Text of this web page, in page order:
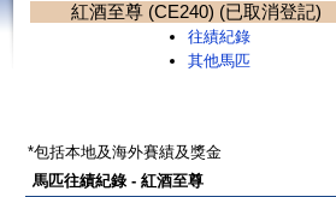
紅酒至尊 (CE240) (已取消登記)
往績紀錄
其他馬匹
*包括本地及海外賽績及獎金
馬匹往績紀錄 - 紅酒至尊